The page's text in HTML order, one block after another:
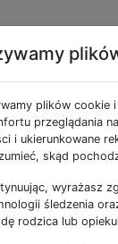
aby
plików cookie
przeglądania
i ukierunkowane
skąd
wyrażasz
śledzenia
rodzica lub